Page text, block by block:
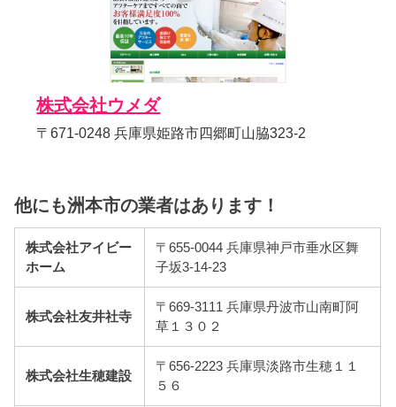
株式会社ウメダ
〒671-0248 兵庫県姫路市四郷町山脇323-2
他にも洲本市の業者はあります！
株式会社アイビー
ホーム
〒655-0044 兵庫県神戸市垂水区舞
子坂3-14-23
株式会社友井社寺
〒669-3111 兵庫県丹波市山南町阿
草１３０２
株式会社生穂建設
〒656-2223 兵庫県淡路市生穂１１
５６